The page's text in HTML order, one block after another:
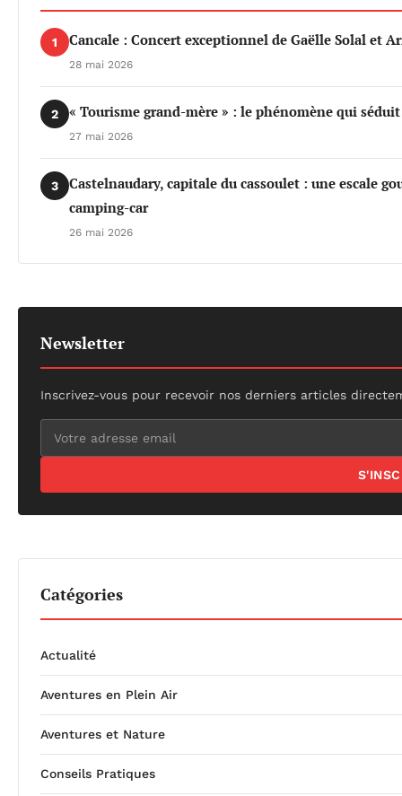
1 Cancale : Concert exceptionnel de Gaëlle Solal et
28 mai 2026
2 « Tourisme grand-mère » : le phénomène qui
27 mai 2026
3
Castelnaudary, capitale du cassoulet : une escale
camping-car
26 mai 2026
Newsletter
Inscrivez-vous pour recevoir nos derniers articles
Catégories
Actualité
Aventures en Plein Air
Aventures et Nature
Conseils Pratiques